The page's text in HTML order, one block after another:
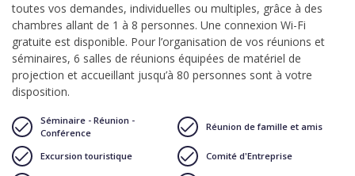
toutes vos demandes, individuelles ou multiples, grâce à des
chambres allant de 1 à 8 personnes. Une connexion Wi-Fi
gratuite est disponible. Pour l’organisation de vos réunions et
séminaires, 6 salles de réunions équipées de matériel de
projection et accueillant jusqu’à 80 personnes sont à votre
disposition.
Séminaire - Réunion -
Conférence
Réunion de famille et amis
Excursion touristique Comité d'Entreprise